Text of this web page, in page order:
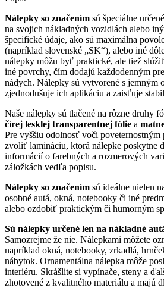
Nálepky so značením sú špeciálne
na svojich nákladných vozidlách alebo
špecifické údaje, ako sú maximálna
(napríklad slovenské „SK“), alebo iné
nálepky môžu byť praktické, ale tiež
iné povrchy, čím dodajú každodenným
nádych. Nálepky sú vytvorené s jemným
zjednodušuje ich aplikáciu a zaisťuje
Naše nálepky sú tlačené na rôzne druhy
čírej lesklej transparentnej fólie a
Pre vyššiu odolnosť voči poveternostným
zvoliť lamináciu, ktorá nálepke poskytne
informácií o farebných a rozmerových
záložkách vedľa popisu.
Nálepky so značením sú ideálne nielen
osobné autá, okná, notebooky či iné
alebo ozdobiť praktickým či humorným
Sú nálepky určené len na nákladné
Samozrejme že nie. Nálepkami môžete
napríklad okná, notebooky, zrkadlá,
nábytok. Ornamentálna nálepka môže
interiéru. Skrášlite si vypínače, steny a
zhotovené z kvalitného materiálu a majú